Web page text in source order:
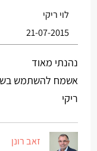
לוי ריקי
21-07-2015
נהנתי מאוד
אשמח להשתמש
ריקי
זאב רונן